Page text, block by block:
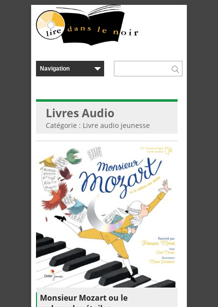
Livres Audio
Catégorie : Livre audio jeunesse
Monsieur Mozart ou le